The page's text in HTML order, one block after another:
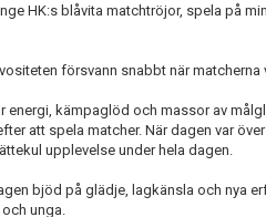
HK:s blåvita matchtröjor, spela på
försvann snabbt när matcherna
energi, kämpaglöd och massor av
att spela matcher. När dagen var
upplevelse under hela dagen.
bjöd på glädje, lagkänsla och nya
unga.